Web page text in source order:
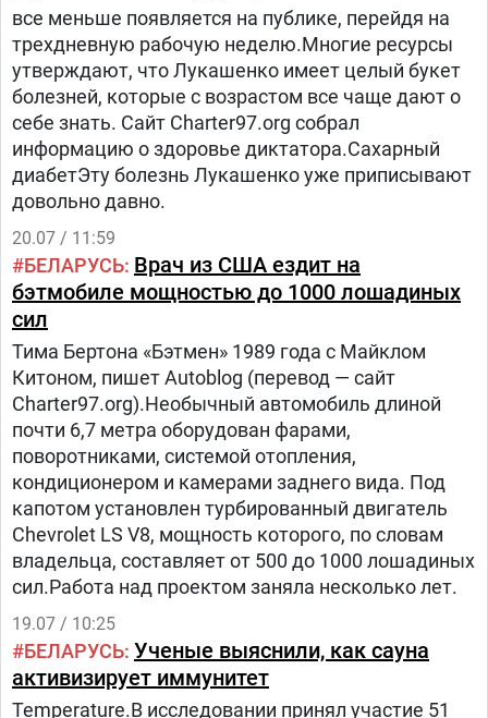
все меньше появляется на публике, перейдя на
трехдневную рабочую неделю.Многие ресурсы
утверждают, что Лукашенко имеет целый букет
болезней, которые с возрастом все чаще дают о
себе знать. Сайт Charter97.org собрал
информацию о здоровье диктатора.Сахарный
диабетЭту болезнь Лукашенко уже приписывают
довольно давно.
20.07 / 11:59
БЕЛАРУСЬ Врач из США ездит на
бэтмобиле мощностью до 1000 лошадиных
сил
Тима Бертона «Бэтмен» 1989 года с Майклом
Китоном, пишет Autoblog (перевод — сайт
Charter97.org).Необычный автомобиль длиной
почти 6,7 метра оборудован фарами,
поворотниками, системой отопления,
кондиционером и камерами заднего вида. Под
капотом установлен турбированный двигатель
Chevrolet LS V8, мощность которого, по словам
владельца, составляет от 500 до 1000 лошадиных
сил.Работа над проектом заняла несколько лет.
19.07 / 10:25
БЕЛАРУСЬ Ученые выяснили, как сауна
активизирует иммунитет
Temperature.В исследовании принял участие 51